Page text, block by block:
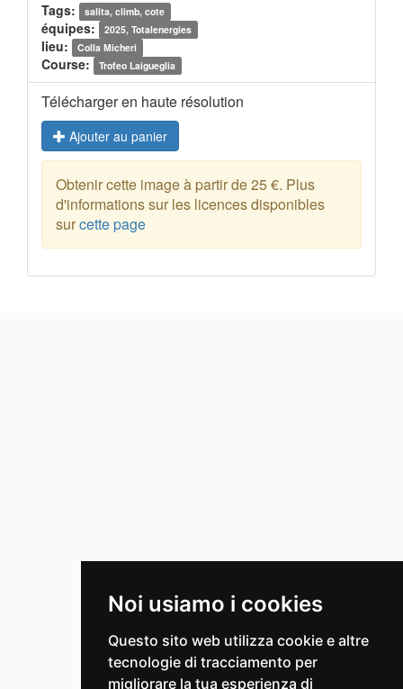
Noi usiamo i cookies
Questo sito web utilizza cookie e altre
tecnologie di tracciamento per
migliorare la tua esperienza di
Tags: salita, climb, cote
équipes: 2025, Totalenergies
lieu: Colla Micheri
Course: Trofeo Laigueglia
Télécharger en haute résolution
Ajouter au panier
Obtenir cette image à partir de 25 €. Plus
d'informations sur les licences disponibles
surcette page